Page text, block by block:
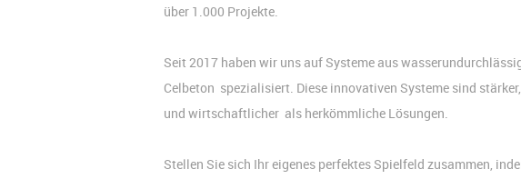
über 1.000 Projekte.
Seit 2017 haben wir uns auf Systeme aus
Celbeton spezialisiert. Diese innovativen Systeme sind
und wirtschaftlicher als herkömmliche Lösungen.
Stellen Sie sich Ihr eigenes perfektes Spielfeld zusammen,